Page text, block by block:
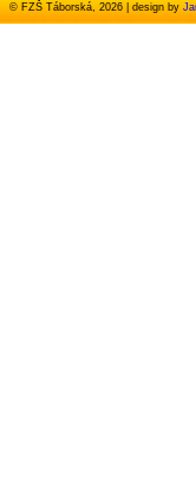
© FZŠ Táborská, 2026 | design by